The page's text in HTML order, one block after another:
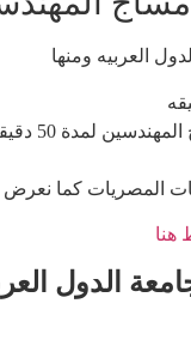
العربيه ومنها
لمدة 50 دقيقه
المصريات كما نعرض
هنا
الدول